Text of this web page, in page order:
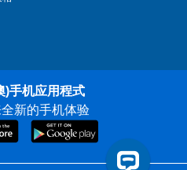
)手机应用程式
新的手机体验